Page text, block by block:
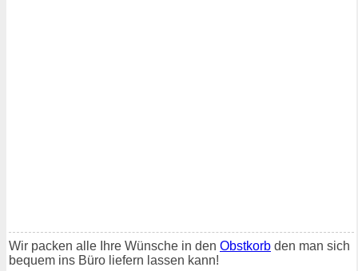
Wir packen alle Ihre Wünsche in den Obstkorb den man sich
bequem ins Büro liefern lassen kann!